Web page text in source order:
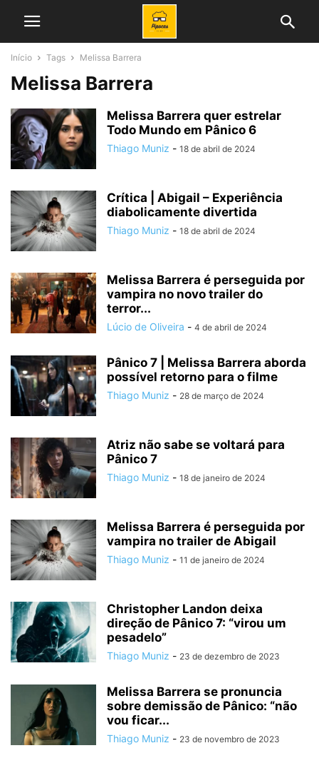
Início Tags Melissa Barrera
Melissa Barrera
Melissa Barrera quer estrelar
Todo Mundo em Pânico 6
Thiago Muniz - 18 de abril de 2024
Crítica | Abigail – Experiência
diabolicamente divertida
Thiago Muniz - 18 de abril de 2024
Melissa Barrera é perseguida por
vampira no novo trailer do
terror...
Lúcio de Oliveira - 4 de abril de 2024
Pânico 7 | Melissa Barrera aborda
possível retorno para o filme
Thiago Muniz - 28 de março de 2024
Atriz não sabe se voltará para
Pânico 7
Thiago Muniz - 18 de janeiro de 2024
Melissa Barrera é perseguida por
vampira no trailer de Abigail
Thiago Muniz - 11 de janeiro de 2024
Christopher Landon deixa
direção de Pânico 7: “virou um
pesadelo”
Thiago Muniz - 23 de dezembro de 2023
Melissa Barrera se pronuncia
sobre demissão de Pânico: “não
vou ficar...
Thiago Muniz - 23 de novembro de 2023